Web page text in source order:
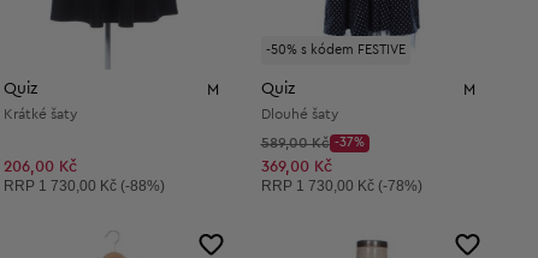
Quiz M
Krátké šaty
206,00 Kč
Doporučená cena:
RRP 1 730,00 Kč (-88%)
-50% s kódem FESTIVE
Quiz M
Dlouhé šaty
Původní cena:
589,00 Kč
Discount Price:
-37%
Snížená cena:
369,00 Kč
Doporučená cena:
RRP 1 730,00 Kč (-78%)